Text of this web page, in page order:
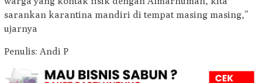
sarankan karantina mandiri di tempat masing masing,”
ujarnya
Penulis: Andi P